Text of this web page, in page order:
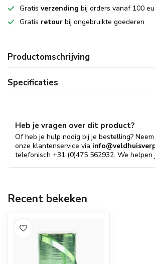
Gratis verzending bij orders vanaf 100
Gratis retour bij ongebruikte goederen
Productomschrijving
Specificaties
Heb je vragen over dit product?
Of heb je hulp nodig bij je bestelling?
onze klantenservice via
telefonisch +31 (0)475 562932. We helpen
Recent bekeken